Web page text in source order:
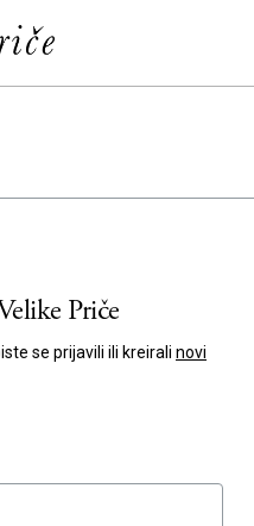
Priče
se prijavili ili kreirali novi